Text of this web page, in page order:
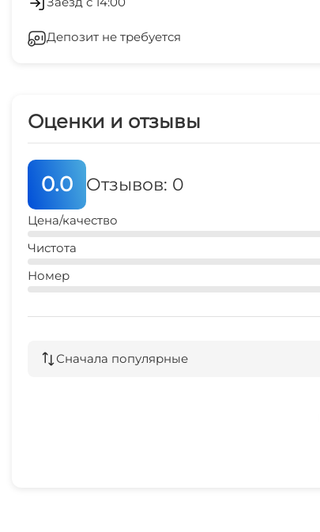
20 мин
Депозит не требуется
Оценки и отзывы
0.0 Отзывов: 0
Цена/качество
Чистота
Номер
Сначала популярные